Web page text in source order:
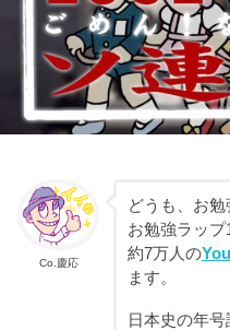
Co.慶応
どうも、お勉
お勉強ラッ
約7万人の
ます。
日本史の年